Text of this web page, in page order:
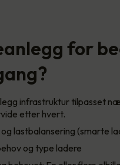
for
infrastruktur tilpasset
etter hvert.
lastbalansering (smarte
og type ladere